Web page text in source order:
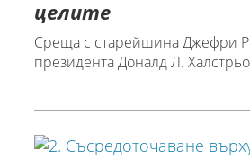
целите
Среща с старейшина Джефри
президента Доналд Л.